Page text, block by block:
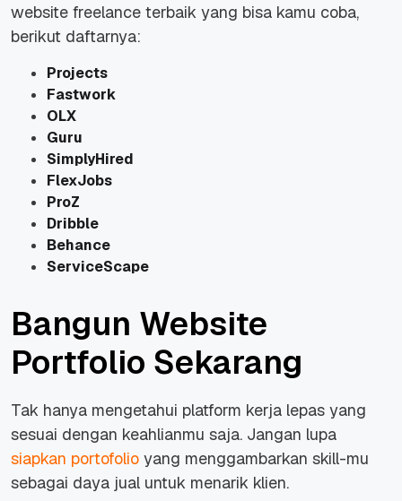
website freelance terbaik yang bisa kamu coba,
berikut daftarnya:
Projects
Fastwork
OLX
Guru
SimplyHired
FlexJobs
ProZ
Dribble
Behance
ServiceScape
Bangun Website
Portfolio Sekarang
Tak hanya mengetahui platform kerja lepas yang
sesuai dengan keahlianmu saja. Jangan lupa
siapkan portofolio yang menggambarkan skill-mu
sebagai daya jual untuk menarik klien.